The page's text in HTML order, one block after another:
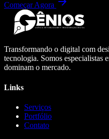
Começar Agora
Transformando o digital com
tecnologia. Somos especialistas
dominam o mercado.
Links
Serviços
Portfólio
Contato